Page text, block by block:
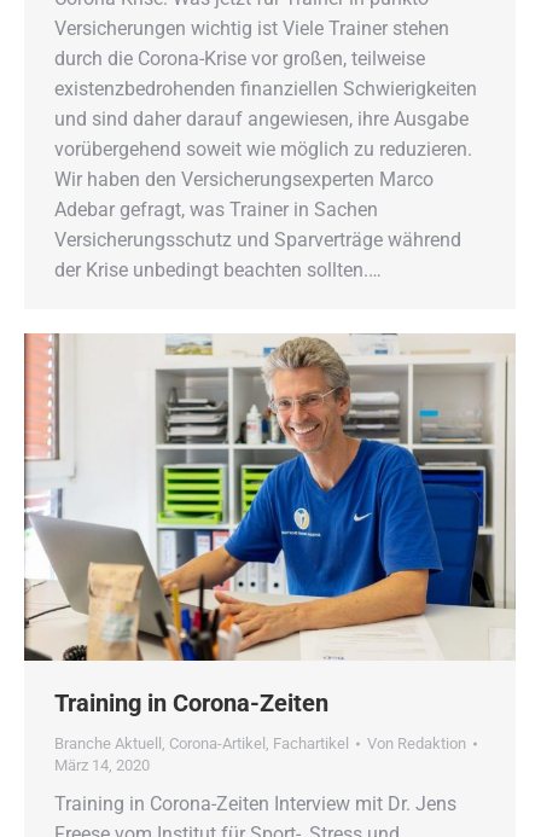
Versicherungen wichtig ist Viele Trainer stehen
durch die Corona-Krise vor großen, teilweise
existenzbedrohenden finanziellen Schwierigkeiten
und sind daher darauf angewiesen, ihre Ausgabe
vorübergehend soweit wie möglich zu reduzieren.
Wir haben den Versicherungsexperten Marco
Adebar gefragt, was Trainer in Sachen
Versicherungsschutz und Sparverträge während
der Krise unbedingt beachten sollten.…
Training in Corona-Zeiten
Branche Aktuell , Corona-Artikel , Fachartikel Von Redaktion
März 14, 2020
Training in Corona-Zeiten Interview mit Dr. Jens